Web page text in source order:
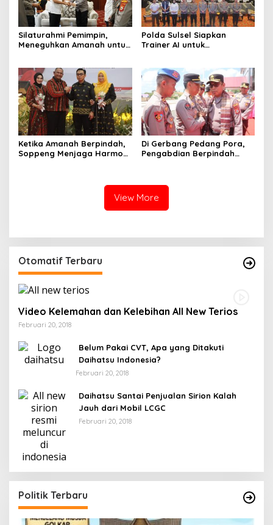
Silaturahmi Pemimpin,
Meneguhkan Amanah untuk
Polda Sulsel Siapkan
Trainer AI untuk
Ketika Amanah Berpindah,
Soppeng Menjaga Harmoni
Di Gerbang Pedang Pora,
Pengabdian Berpindah
View More
Otomatif Terbaru
Video Kelemahan dan Kelebihan All New Terios
Februari 20, 2018
Belum Pakai CVT, Apa yang Ditakuti
Daihatsu Indonesia?
Februari 20, 2018
Daihatsu Santai Penjualan Sirion Kalah
Jauh dari Mobil LCGC
Februari 20, 2018
Politik Terbaru